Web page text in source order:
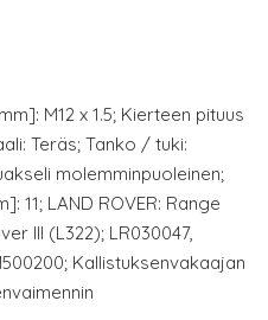
M12 x 1.5; Kierteen pituus
Teräs; Tanko / tuki:
molemminpuoleinen;
11; LAND ROVER: Range
III (L322); LR030047,
Kallistuksenvakaajan